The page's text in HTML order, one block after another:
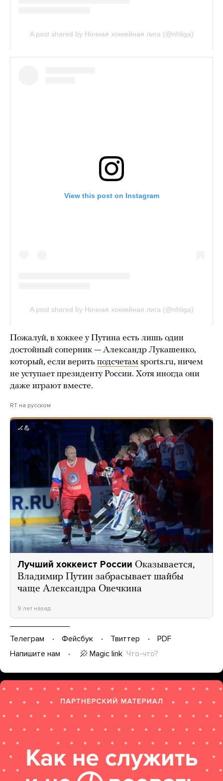
Пожалуй, в хоккее у Путина есть лишь один
достойный соперник — Александр Лукашенко,
который, если верить подсчетам sports.ru, ничем
не уступает президенту России. Хотя иногда они
даже играют вместе.
RT на русском
🏒💪
Лучший хоккеист России Оказывается,
Владимир Путин забрасывает шайбы
чаще Александра Овечкина
9 лет назад
Телеграм Фейсбук Твиттер
PDF
Напишите нам
Magic link Что-что?